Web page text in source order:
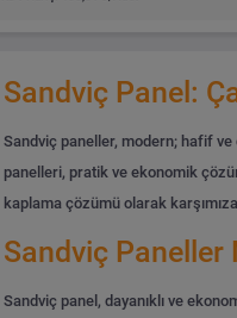
Sandviç Panel:
Sandviç paneller, modern; hafif ve
panelleri, pratik ve ekonomik
kaplama çözümü olarak
Sandviç Paneller
Sandviç panel, dayanıklı ve